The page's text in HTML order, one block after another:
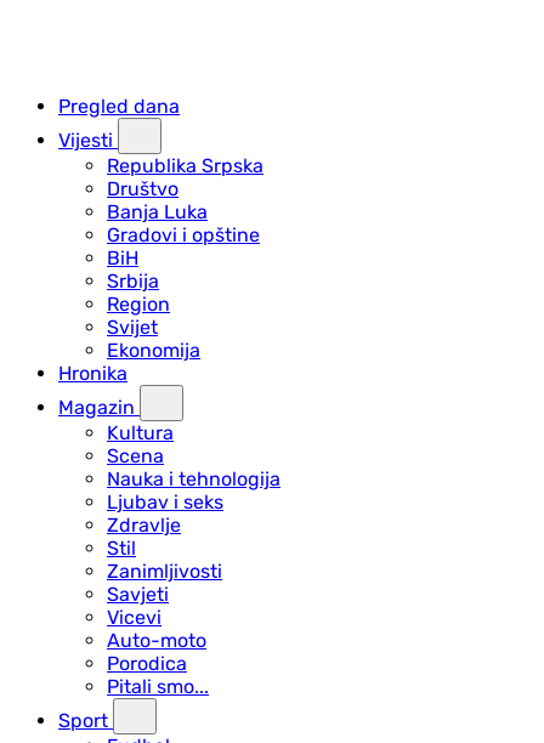
Pregled dana
Vijesti
Republika Srpska
Društvo
Banja Luka
Gradovi i opštine
BiH
Srbija
Region
Svijet
Ekonomija
Hronika
Magazin
Kultura
Scena
Nauka i tehnologija
Ljubav i seks
Zdravlje
Stil
Zanimljivosti
Savjeti
Vicevi
Auto-moto
Porodica
Pitali smo...
Sport